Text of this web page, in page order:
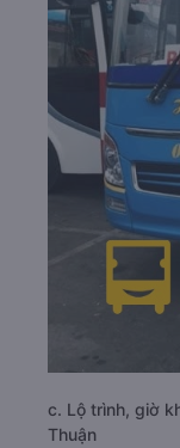
c. Lộ trình, giờ
Thuận